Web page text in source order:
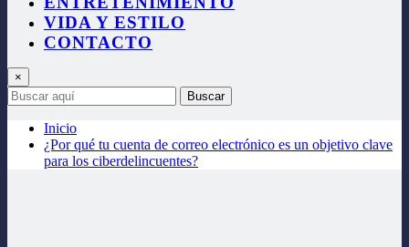
VIDA Y ESTILO
CONTACTO
×
Buscar
Inicio
¿Por qué tu cuenta de correo electrónico es un objetivo clave
para los ciberdelincuentes?